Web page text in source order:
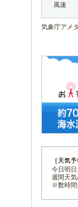
風速
気象庁アメ
［天気
今日明
週間天
※数時間